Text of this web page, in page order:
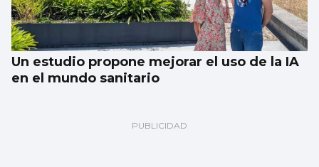
Un estudio propone mejorar el uso de la IA
en el mundo sanitario